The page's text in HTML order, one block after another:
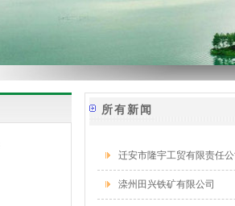
所有新闻
迁安市隆宇工贸有限责任
滦州田兴铁矿有限公司